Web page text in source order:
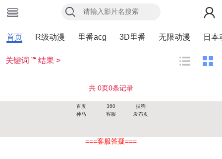
首页 R级动漫 里番acg 3D里番 无限动漫 日本
关键词 ”“ 结果 >
共 0页0条记录
百度 360
搜狗
神马
客服 发布页
===客服答疑===